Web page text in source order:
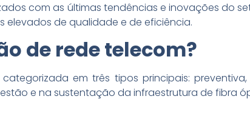
com as últimas tendências e inovações do
elevados de qualidade e de eficiência.
de rede telecom?
em três tipos principais:
e na sustentação da infraestrutura de fibra